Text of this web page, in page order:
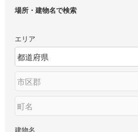
場所・建物名で検索
エリア
建物名